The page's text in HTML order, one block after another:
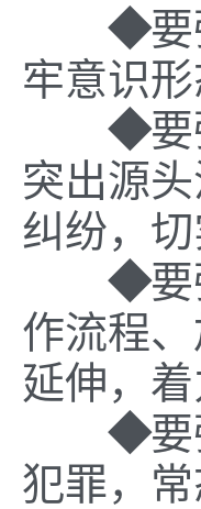
◆要
牢意识形
◆要
突出源
纠纷，
◆要
作流程、
延伸，
◆要
犯罪，